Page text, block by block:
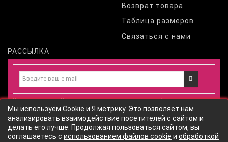
Возврат товара
Таблица размеров
Связаться с нами
РАССЫЛКА
Нажимая на кнопку «Подписаться», вы соглашаетесь сполитикой
конфиденциальности и даетесогласие на обработку персональных
данныхсогласно политики обработки персональных данныхсайта
Мы используем Cookie и Я.метрику. Это позволяет нам
анализировать взаимодействие посетителей с сайтом и
делать его лучше. Продолжая пользоваться сайтом, вы
соглашаетесь с использованием файлов cookie и обработкой